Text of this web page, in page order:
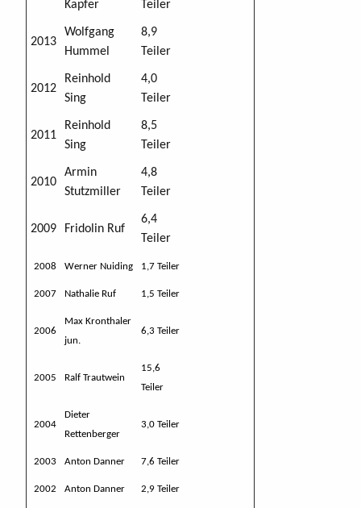
Kapfer
Teiler
2013
Wolfgang
Hummel
8,9
Teiler
2012
Reinhold
Sing
4,0
Teiler
2011
Reinhold
Sing
8,5
Teiler
2010
Armin
Stutzmiller
4,8
Teiler
2009 Fridolin Ruf
6,4
Teiler
2008 Werner Nuiding 1,7 Teiler
2007 Nathalie Ruf 1,5 Teiler
2006
Max Kronthaler
jun.
6,3 Teiler
2005 Ralf Trautwein
15,6
Teiler
2004
Dieter
Rettenberger
3,0 Teiler
2003 Anton Danner 7,6 Teiler
2002 Anton Danner 2,9 Teiler